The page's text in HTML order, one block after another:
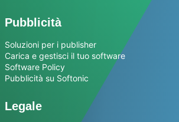
Pubblicità
Soluzioni per i publisher
Carica e gestisci il tuo software
Software Policy
Pubblicità su Softonic
Legale